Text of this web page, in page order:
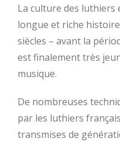
La culture des luthiers
longue et riche
siècles – avant la
est finalement très
musique.
De nombreuses
par les luthiers
transmises de